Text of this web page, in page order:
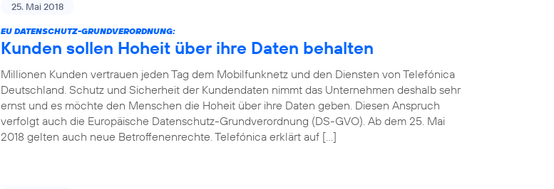
25. Mai 2018
EU DATENSCHUTZ-GRUNDVERORDNUNG:
Kunden sollen Hoheit über ihre Daten behalten
Millionen Kunden vertrauen jeden Tag dem Mobilfunknetz und den Diensten von Telefónica
Deutschland. Schutz und Sicherheit der Kundendaten nimmt das Unternehmen deshalb sehr
ernst und es möchte den Menschen die Hoheit über ihre Daten geben. Diesen Anspruch
verfolgt auch die Europäische Datenschutz-Grundverordnung (DS-GVO). Ab dem 25. Mai
2018 gelten auch neue Betroffenenrechte. Telefónica erklärt auf […]